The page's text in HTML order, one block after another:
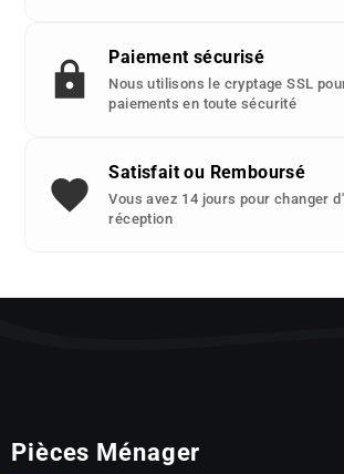
Paiement sécurisé
Nous utilisons le cryptage SSL
paiements en toute sécurité
Satisfait ou Remboursé
Vous avez 14 jours pour changer
réception
Pièces Ménager